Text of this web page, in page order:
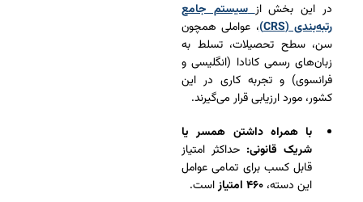
در این بخش از سیستم جامع
رتبه‌بندی (CRS)
، عواملی همچون
سن، سطح تحصیلات، تسلط به
زبان‌های رسمی کانادا (انگلیسی و
فرانسوی) و تجربه کاری در این
کشور، مورد ارزیابی قرار می‌گیرند.
با همراه داشتن همسر یا
شریک قانونی: حداکثر امتیاز
قابل کسب برای تمامی عوامل
این دسته، ۴۶۰ امتیاز
است.